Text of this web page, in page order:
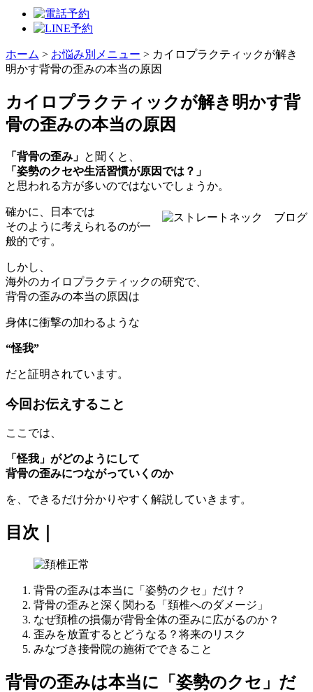
ホーム > お悩み別メニュー > カイロプラクティックが解き
明かす背骨の歪みの本当の原因
カイロプラクティックが解き明かす背
骨の歪みの本当の原因
「背骨の歪み」 と聞くと、
「姿勢のクセや生活習慣が原因では？」
と思われる方が多いのではないでしょうか。
確かに、日本では
そのように考えられるのが一
般的です。
しかし、
海外のカイロプラクティックの研究で、
背骨の歪みの本当の原因は
身体に衝撃の加わるような
“怪我”
だと証明されています。
今回お伝えすること
ここでは、
「怪我」 がどのようにして
背骨の歪みにつながっていくのか
を、できるだけ分かりやすく解説していきます。
目次｜
背骨の歪みは本当に「姿勢のクセ」だけ？
背骨の歪みと深く関わる「頚椎へのダメージ」
なぜ頚椎の損傷が背骨全体の歪みに広がるのか？
歪みを放置するとどうなる？将来のリスク
みなづき接骨院の施術でできること
背骨の歪みは本当に「姿勢のクセ」だ